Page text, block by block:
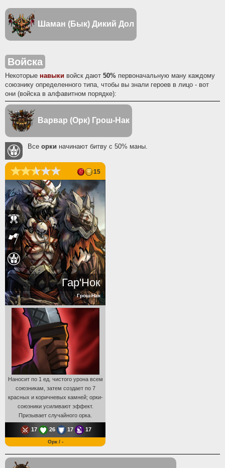
Шаман (Бык) Дикий Дол
Войска
Некоторые навыки войск дают 50% первоначальную ману каждому
союзнику определенного типа, чтобы вы знали героев в лицо - вот
они (войска в алфавитном порядке):
Варвар (Орк) Грош-Нак
Все орки начинают битву с 50% маны.
15
Гар'Нок
Грош-Нак
Наносит по 1 ед. чистого урона всем
союзникам, затем создает по 7
красных и коричневых камней; орки-
союзники усиливают эффект.
Призывает случайного орка.
17 26 17 17
Орк / -